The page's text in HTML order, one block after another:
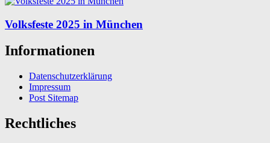
Volksfeste 2025 in München
Informationen
Datenschutzerklärung
Impressum
Post Sitemap
Rechtliches